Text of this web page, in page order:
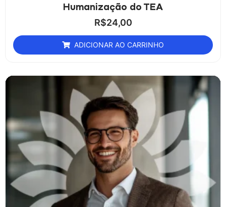
Humanização do TEA
R$24,00
ADICIONAR AO CARRINHO